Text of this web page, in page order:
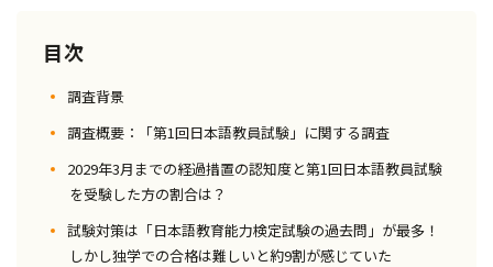
目次
調査背景
調査概要：「第1回日本語教員試験」に関する調査
2029年3月までの経過措置の認知度と第1回日本語教員試験
を受験した方の割合は？
試験対策は「日本語教育能力検定試験の過去問」が最多！
しかし独学での合格は難しいと約9割が感じていた